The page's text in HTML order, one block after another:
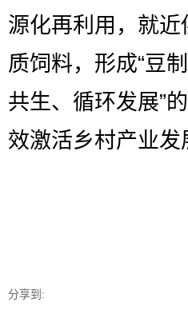
源化再利用，就
质饲料，形成“豆
共生、循环发展”
效激活乡村产业发
分享到: